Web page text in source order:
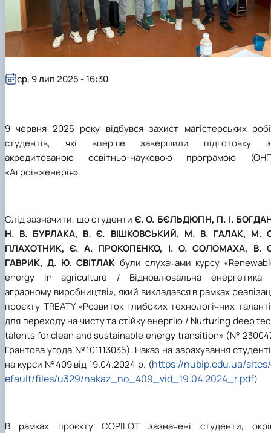
9 червня 2025 року відбувся захист магістерських
студентів, які вперше завершили підготовку
акредитованою освітньо-науковою програмою
«Агроінженерія».
Слід зазначити, що студенти Є. О. БЄЛЬДЮГІН, П. І.
Н. В. БУРЛАКА, В. Є. ВІШКОВСЬКИЙ, М. В. ГАЛАК, М.
ПЛАХОТНИК, Є. А. ПРОКОПЕНКО, І. О. СОЛОМАХА, В.
ГАВРИК, Д. Ю. СВІТЛАК були слухачами курсу
energy in agriculture / Відновлювальна енергетика
аграрному виробництві», який викладався в рамках
проєкту TREATY «Розвиток глибоких технологічних
для переходу на чисту та стійку енергію / Nurturing deep
talents for clean and sustainable energy transition» (№
Грантова угода №101113035). Наказ на зарахування
на курси №409 від 19.04.2024 р. (https://nubip.edu.ua/
efault/files/u329/nakaz_no_409_vid_19.04.2024_r.pdf)
В рамках проєкту COPILOT зазначені студенти,
ср, 9 лип 2025 - 16:30